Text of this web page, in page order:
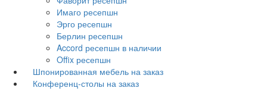
Имаго ресепшн
Эрго ресепшн
Берлин ресепшн
Accord ресепшн в наличии
Offix ресепшн
Шпонированная мебель на заказ
Конференц-столы на заказ